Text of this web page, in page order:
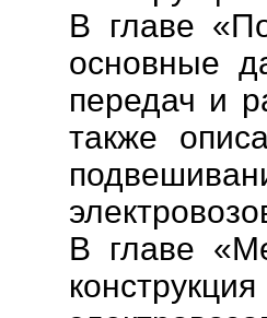
В главе
основные
передач и
также
В главе